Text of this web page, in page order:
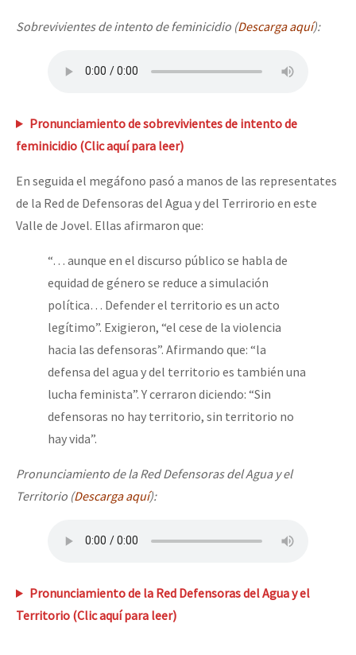
Sobrevivientes de intento de feminicidio (Descarga aquí):
Pronunciamiento de sobrevivientes de intento de
feminicidio (Clic aquí para leer)
En seguida el megáfono pasó a manos de las representates
de la Red de Defensoras del Agua y del Terrirorio en este
Valle de Jovel. Ellas afirmaron que:
“… aunque en el discurso público se habla de
equidad de género se reduce a simulación
política… Defender el territorio es un acto
legítimo”. Exigieron, “el cese de la violencia
hacia las defensoras”. Afirmando que: “la
defensa del agua y del territorio es también una
lucha feminista”. Y cerraron diciendo: “Sin
defensoras no hay territorio, sin territorio no
hay vida”.
Pronunciamiento de la Red Defensoras del Agua y el
Territorio (Descarga aquí):
Pronunciamiento de la Red Defensoras del Agua y el
Territorio (Clic aquí para leer)